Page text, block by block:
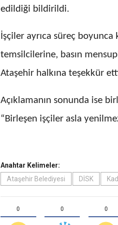
edildiği bildirildi.
İşçiler ayrıca süreç
temsilcilerine, basın
Ataşehir halkına teşekkür
Açıklamanın sonunda ise
“Birleşen işçiler asla
Anahtar Kelimeler:
Ataşehir Belediyesi
DİSK
0 0 0